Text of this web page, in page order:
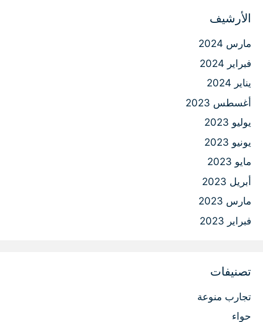
الأرشيف
مارس 2024
فبراير 2024
يناير 2024
أغسطس 2023
يوليو 2023
يونيو 2023
مايو 2023
أبريل 2023
مارس 2023
فبراير 2023
تصنيفات
تجارب منوعة
حواء